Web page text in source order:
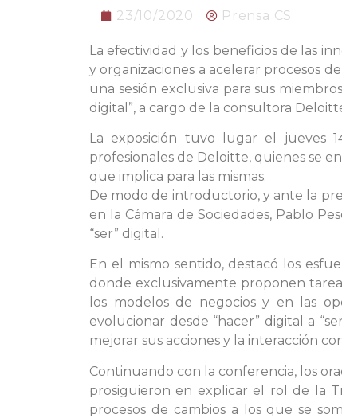
23/10/2020 Prensa CS
La efectividad y los beneficios de las
y organizaciones a acelerar procesos
una sesión exclusiva para sus
digital”, a cargo de la consultora
La exposición tuvo lugar el jueves
profesionales de Deloitte, quienes se
que implica para las mismas.
De modo de introductorio, y ante la
en la Cámara de Sociedades, Pablo
“ser” digital.
En el mismo sentido, destacó los
donde exclusivamente proponen
los modelos de negocios y en las
evolucionar desde “hacer” digital a
mejorar sus acciones y la interacción
Continuando con la conferencia, los
prosiguieron en explicar el rol de la
procesos de cambios a los que se